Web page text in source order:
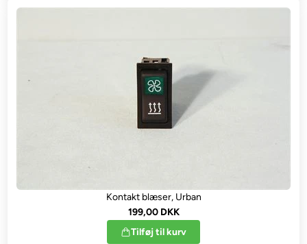
Kontakt blæser, Urban
199,00 DKK
Tilføj til kurv